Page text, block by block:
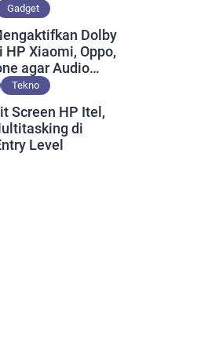
Gadget
Dolby
HP Xiaomi, Oppo,
agar Audio
Tekno
Screen HP Itel,
di
Level